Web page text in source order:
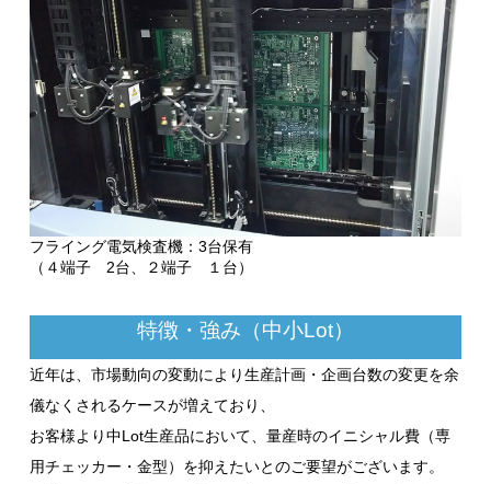
フライング電気検査機：3台保有
（４端子 2台、２端子 １台）
特徴・強み（中小Lot）
近年は、市場動向の変動により生産計画・企画台数の変更を余
儀なくされるケースが増えており、
お客様より中Lot生産品において、量産時のイニシャル費（専
用チェッカー・金型）を抑えたいとのご要望がございます。